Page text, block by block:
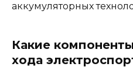
аккумуляторных
Какие
хода